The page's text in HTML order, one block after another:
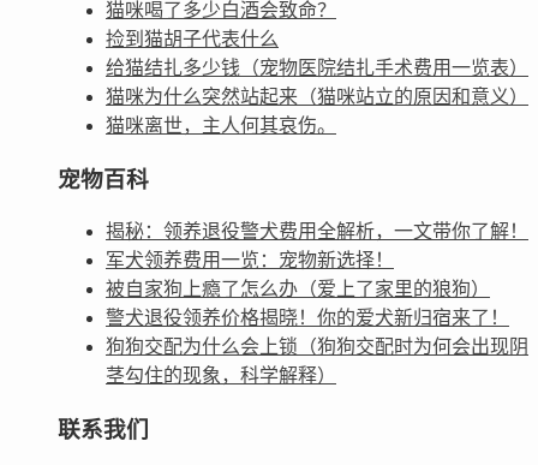
猫咪喝了多少白酒会致命？
捡到猫胡子代表什么
给猫结扎多少钱（宠物医院结扎手术费用一览表）
猫咪为什么突然站起来（猫咪站立的原因和意义）
猫咪离世，主人何其哀伤。
宠物百科
揭秘：领养退役警犬费用全解析，一文带你了解！
军犬领养费用一览：宠物新选择！
被自家狗上瘾了怎么办（爱上了家里的狼狗）
警犬退役领养价格揭晓！你的爱犬新归宿来了！
狗狗交配为什么会上锁（狗狗交配时为何会出现阴
茎勾住的现象，科学解释）
联系我们